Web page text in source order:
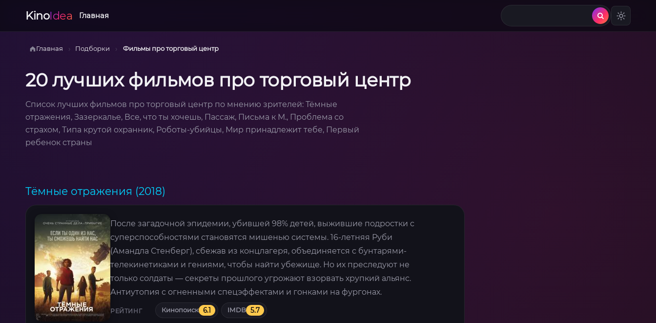
KinoIdea Главная
Главная › Подборки › Фильмы про торговый центр
20 лучших фильмов про торговый центр
Список лучших фильмов про торговый центр по мнению зрителей: Тёмные
отражения, Зазеркалье, Все, что ты хочешь, Пассаж, Письма к М., Проблема со
страхом, Типа крутой охранник, Роботы-убийцы, Мир принадлежит тебе, Первый
ребенок страны
Тёмные отражения (2018)
После загадочной эпидемии, убившей 98% детей, выжившие подростки с
суперспособностями становятся мишенью системы. 16-летняя Руби
(Амандла Стенберг), сбежав из концлагеря, объединяется с бунтарями-
телекинетиками и гениями, чтобы найти убежище. Но их преследуют не
только солдаты — секреты прошлого угрожают взорвать хрупкий альянс.
Антиутопия с огненными спецэффектами и гонками на фургонах.
РЕЙТИНГ Кинопоиск 6.1 IMDB 5.7